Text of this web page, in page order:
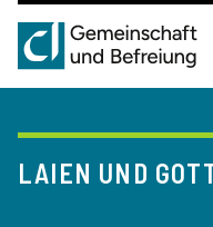
LAIEN UND